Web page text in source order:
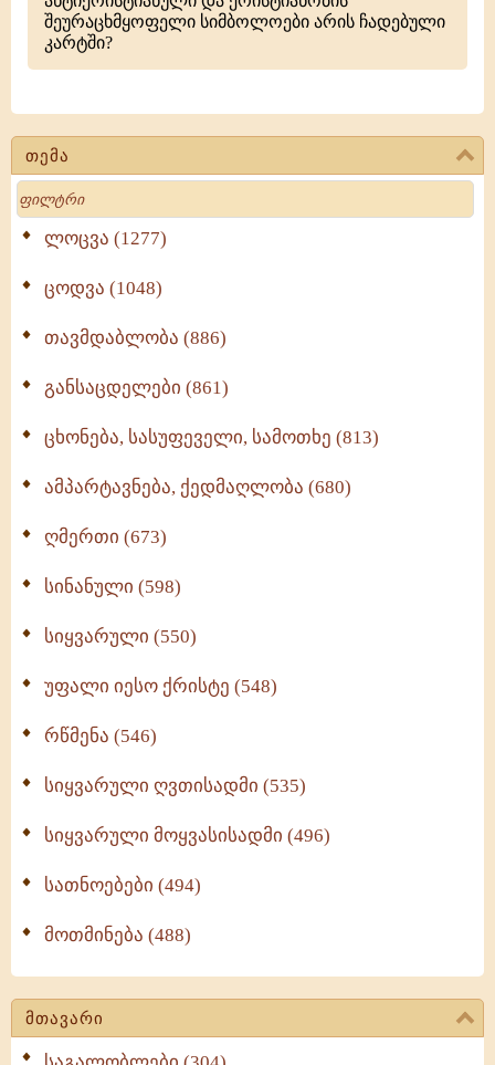
თემა
Search
ლოცვა (1277)
ცოდვა (1048)
თავმდაბლობა (886)
განსაცდელები (861)
ცხონება, სასუფეველი, სამოთხე (813)
ამპარტავნება, ქედმაღლობა (680)
ღმერთი (673)
სინანული (598)
სიყვარული (550)
უფალი იესო ქრისტე (548)
რწმენა (546)
სიყვარული ღვთისადმი (535)
სიყვარული მოყვასისადმი (496)
სათნოებები (494)
მოთმინება (488)
მთავარი
შეურაცხმყოფელი სიმბოლოები არის ჩადებული
კარტში?